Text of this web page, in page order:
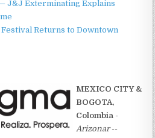
J&J Exterminating Explains
Returns to Downtown
MEXICO CITY &
BOGOTA,
Colombia -
Arizonar--